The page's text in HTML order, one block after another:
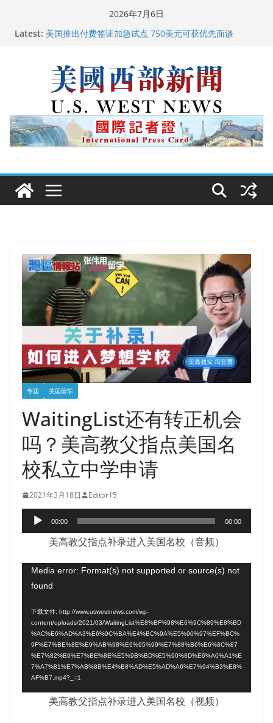
2026年7月6日
Latest:
广州市沉香协会会长周天明：让沉香有序走向世界
美国推出付费签证加急试点 750美元可获优先面谈
美国最高法院维持“出生公民权” : 出生在美国就是美国
人！
中国驻美国大使谢锋邀请美国老教师罗纳德·萨科尔斯基
再次访华
专题 美国留学
WaitingList还有转正机会
吗？美高教父指点美国名
校私立中学申请
2021年3月18日 Editor15
频
00:00 00:00
美高教父指点补录进入美国名校（音频）
Media error: Format(s) not supported or source(s) not
found
下载文件: http://www.uswestnews.com/wp-
content/uploads/2021/03/WaitingList%E8%BF%98%E6%9C%89%E8%BD
%AC%E6%AD%A3%E6%9C%BA%E4%BC%9A%E5%90%97%EF%BC%
9F%E7%BE%8E%E9%AB%98%E6%95%99%E7%88%B6%E6%8C%87
%E7%82%B9%E7%BE%8E%E5%9B%BD%E5%90%8D%E6%A0%A1%E
7%A7%81%E7%AB%8B%E4%B8%AD%E5%AD%A6%E7%94%B3%E8%
AF%B7.mp4?_=1
美高教父指点补录进入美国名校（视频）